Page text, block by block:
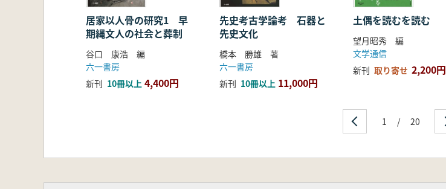
編集後記
居家以人骨の研究1 早
期縄文人の社会と葬制
谷口 康浩 編
六一書房
新刊 10冊以上 4,400円
先史考古学論考 石器と
先史文化
橋本 勝雄 著
六一書房
新刊 10冊以上 11,000円
土偶を読むを読む
望月昭秀 編
文学通信
新刊 取り寄せ 2,200円
1 / 20